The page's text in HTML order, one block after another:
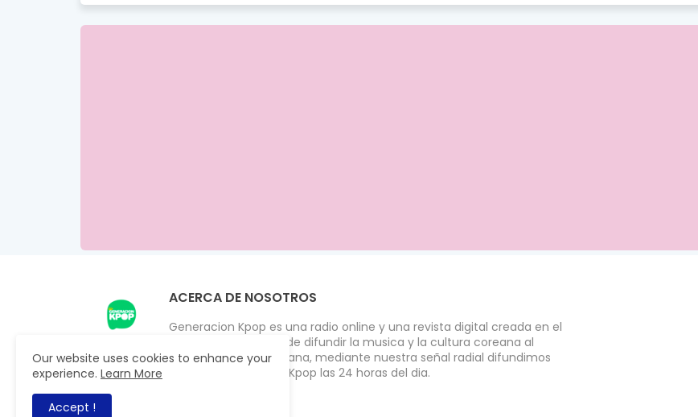
ACERCA DE NOSOTROS
Generacion Kpop es una radio online y una revista digital creada en el
2009 con el objetivo de difundir la musica y la cultura coreana al
público de habla hispana, mediante nuestra señal radial difundimos
los ultimos éxitos del Kpop las 24 horas del dia.
Our website uses cookies to enhance your
experience. Learn More
Accept !